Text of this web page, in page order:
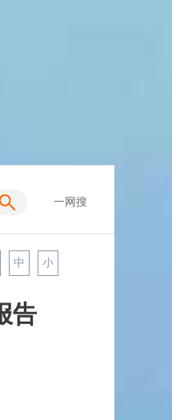
一网搜
中 小
告